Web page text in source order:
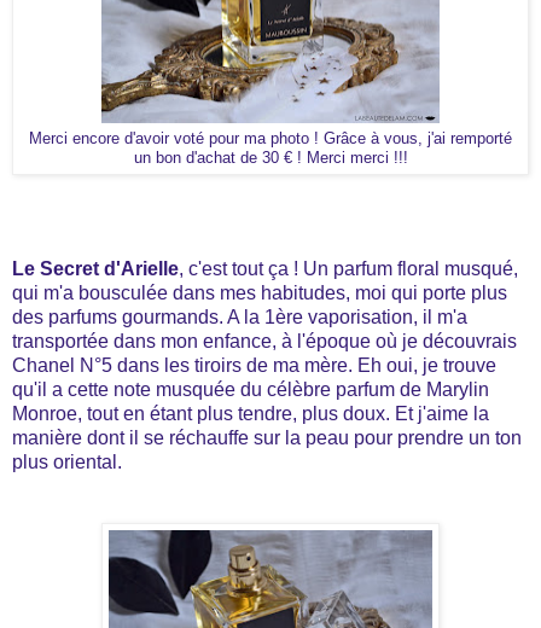
Merci encore d'avoir voté pour ma photo ! Grâce à vous, j'ai remporté
un bon d'achat de 30 € ! Merci merci !!!
Le Secret d'Arielle, c'est tout ça ! Un parfum floral musqué,
qui m'a bousculée dans mes habitudes, moi qui porte plus
des parfums gourmands. A la 1ère vaporisation, il m'a
transportée dans mon enfance, à l'époque où je découvrais
Chanel N°5 dans les tiroirs de ma mère. Eh oui, je trouve
qu'il a cette note musquée du célèbre parfum de Marylin
Monroe, tout en étant plus tendre, plus doux. Et j'aime la
manière dont il se réchauffe sur la peau pour prendre un ton
plus oriental.